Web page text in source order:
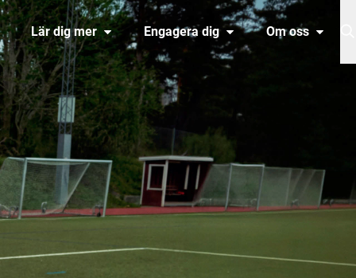
Lär dig mer Engagera dig Om oss